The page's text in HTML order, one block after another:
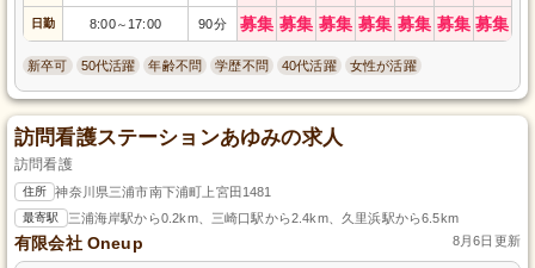
日勤 8:00～ 17:00 90分 募集 募集 募集 募集 募集 募集 募集
新卒可 50代活躍 年齢不問 学歴不問 40代活躍 女性が活躍
訪問看護ステーションあゆみの求人
訪問看護
住所 神奈川県三浦市南下浦町上宮田1481
最寄駅 三浦海岸駅から0.2km、三崎口駅から2.4km、久里浜駅から6.5km
有限会社 Oneup 8月6日更新